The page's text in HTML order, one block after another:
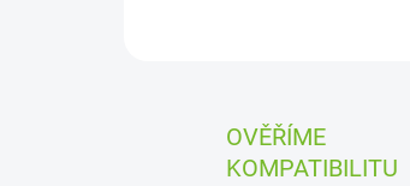
OVĚŘÍME
KOMPATIBILITU